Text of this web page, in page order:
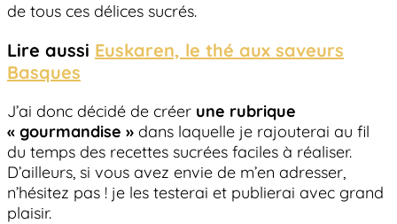
de tous ces délices sucrés.
Lire aussi Euskaren, le thé aux saveurs
Basques
J’ai donc décidé de créer une rubrique
« gourmandise » dans laquelle je rajouterai au fil
du temps des recettes sucrées faciles à réaliser.
D’ailleurs, si vous avez envie de m’en adresser,
n’hésitez pas ! je les testerai et publierai avec grand
plaisir.